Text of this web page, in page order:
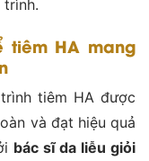
HA mang
tiêm HA được
và đạt hiệu quả
bác sĩ da liễu giỏi